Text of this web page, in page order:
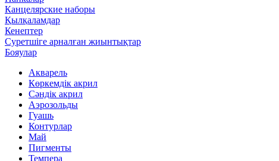
Канцелярские наборы
Қылқаламдар
Кенептер
Суретшіге арналған жиынтықтар
Бояулар
Акварель
Көркемдік акрил
Сәндік акрил
Аэрозольды
Гуашь
Контурлар
Май
Пигменты
Темпера